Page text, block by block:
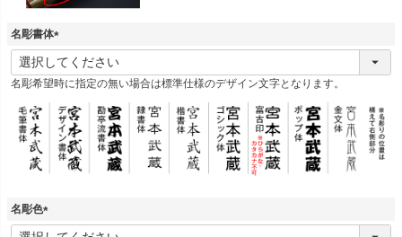
名彫書体
(
必
須
名彫希望時に指定の無い場合は標準仕様のデザイン文字となります。
名彫色
(